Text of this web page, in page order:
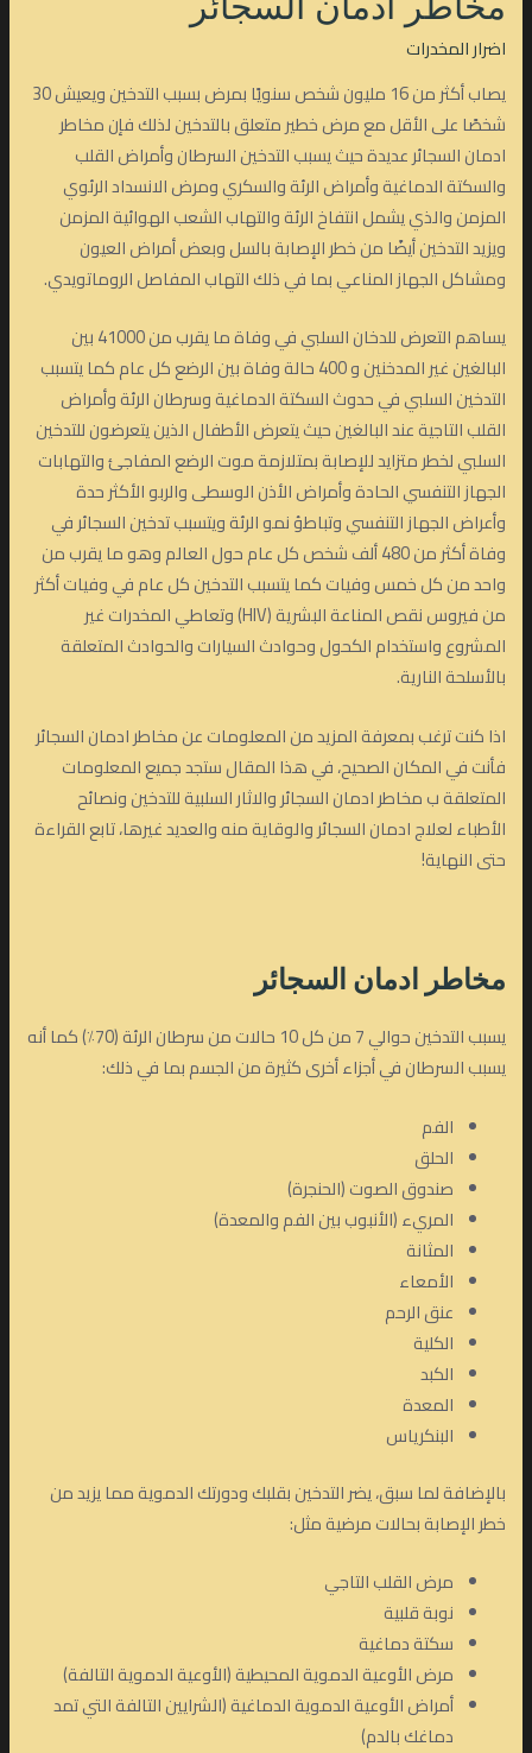
اضرار المخدرات
يصاب أكثر من 16 مليون شخص سنويًا بمرض بسبب التدخين ويعيش 30
شخصًا على الأقل مع مرض خطير متعلق بالتدخين لذلك فإن مخاطر
ادمان السجائر عديدة حيث يسبب التدخين السرطان وأمراض القلب
والسكتة الدماغية وأمراض الرئة والسكري ومرض الانسداد الرئوي
المزمن والذي يشمل انتفاخ الرئة والتهاب الشعب الهوائية المزمن
ويزيد التدخين أيضًا من خطر الإصابة بالسل وبعض أمراض العيون
ومشاكل الجهاز المناعي بما في ذلك التهاب المفاصل الروماتويدي.
يساهم التعرض للدخان السلبي في وفاة ما يقرب من 41000 بين
البالغين غير المدخنين و 400 حالة وفاة بين الرضع كل عام كما يتسبب
التدخين السلبي في حدوث السكتة الدماغية وسرطان الرئة وأمراض
القلب التاجية عند البالغين حيث يتعرض الأطفال الذين يتعرضون للتدخين
السلبي لخطر متزايد للإصابة بمتلازمة موت الرضع المفاجئ والتهابات
الجهاز التنفسي الحادة وأمراض الأذن الوسطى والربو الأكثر حدة
وأعراض الجهاز التنفسي وتباطؤ نمو الرئة ويتسبب تدخين السجائر في
وفاة أكثر من 480 ألف شخص كل عام حول العالم وهو ما يقرب من
واحد من كل خمس وفيات كما يتسبب التدخين كل عام في وفيات أكثر
من فيروس نقص المناعة البشرية (HIV) وتعاطي المخدرات غير
المشروع واستخدام الكحول وحوادث السيارات والحوادث المتعلقة
بالأسلحة النارية.
اذا كنت ترغب بمعرفة المزيد من المعلومات عن مخاطر ادمان السجائر
فأنت في المكان الصحيح، في هذا المقال ستجد جميع المعلومات
المتعلقة ب مخاطر ادمان السجائر والاثار السلبية للتدخين ونصائح
الأطباء لعلاج ادمان السجائر والوقاية منه والعديد غيرها، تابع القراءة
حتى النهاية!
مخاطر ادمان السجائر
يسبب التدخين حوالي 7 من كل 10 حالات من سرطان الرئة (70٪) كما أنه
يسبب السرطان في أجزاء أخرى كثيرة من الجسم بما في ذلك:
الفم
الحلق
صندوق الصوت (الحنجرة)
المريء (الأنبوب بين الفم والمعدة)
المثانة
الأمعاء
عنق الرحم
الكلية
الكبد
المعدة
البنكرياس
بالإضافة لما سبق، يضر التدخين بقلبك ودورتك الدموية مما يزيد من
خطر الإصابة بحالات مرضية مثل:
مرض القلب التاجي
نوبة قلبية
سكتة دماغية
مرض الأوعية الدموية المحيطية (الأوعية الدموية التالفة)
أمراض الأوعية الدموية الدماغية (الشرايين التالفة التي تمد
دماغك بالدم)